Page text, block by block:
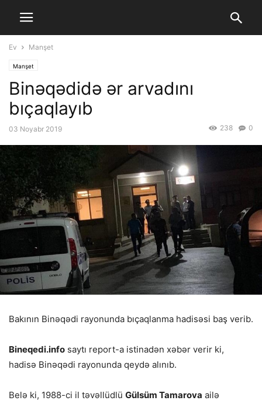
Ev Manşet
Manşet
Binəqədidə ər arvadını
bıçaqlayıb
03 Noyabr 2019 0
238
Bakının Binəqədi rayonunda bıçaqlanma hadisəsi baş verib.
Bineqedi.info saytı report-a istinadən xəbər verir ki,
hadisə Binəqədi rayonunda qeydə alınıb.
Belə ki, 1988-ci il təvəllüdlü Gülsüm Tamarova ailə